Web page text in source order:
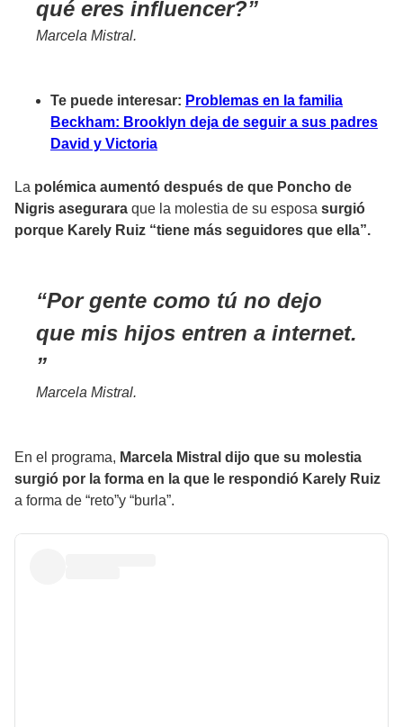
qué eres influencer?
Marcela Mistral.
Te puede interesar: Problemas en la familia
Beckham: Brooklyn deja de seguir a sus padres
David y Victoria
La polémica aumentó después de que Poncho de
Nigris asegurara que la molestia de su esposa surgió
porque Karely Ruiz “tiene más seguidores que ella”.
Por gente como tú no dejo
que mis hijos entren a internet.
Marcela Mistral.
En el programa, Marcela Mistral dijo que su molestia
surgió por la forma en la que le respondió Karely Ruiz
a forma de “reto”y “burla”.